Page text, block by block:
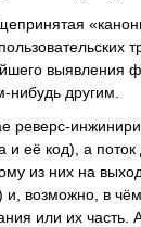
выявления
нибудь другим.
реверс-
и её код), а
из них на
и, возможно, в
или их часть.